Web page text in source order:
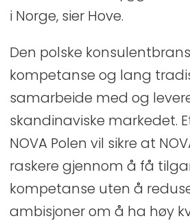
i Norge, sier Hove.
Den polske
kompetanse og lang
samarbeide med og
skandinaviske markedet.
NOVA Polen vil sikre at
raskere gjennom å få
kompetanse uten å
ambisjoner om å ha høy